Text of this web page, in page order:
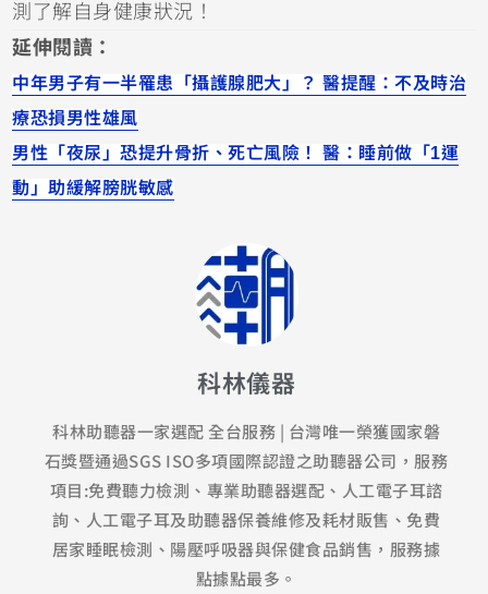
測了解自身健康狀況！
延伸閱讀：
中年男子有一半罹患「攝護腺肥大」？ 醫提醒：不及時治
療恐損男性雄風
男性「夜尿」恐提升骨折、死亡風險！ 醫：睡前做「1運
動」助緩解膀胱敏感
科林儀器
科林助聽器一家選配 全台服務 | 台灣唯一榮獲國家磐
石獎暨通過SGS ISO多項國際認證之助聽器公司，服務
項目:免費聽力檢測、專業助聽器選配、人工電子耳諮
詢、人工電子耳及助聽器保養維修及耗材販售、免費
居家睡眠檢測、陽壓呼吸器與保健食品銷售，服務據
點據點最多。